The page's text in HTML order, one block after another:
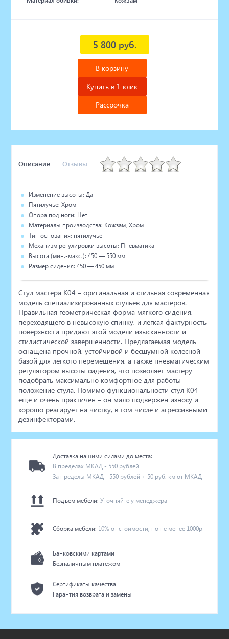
5 800 руб.
В корзину
Купить в 1 клик
Рассрочка
Описание Отзывы
Изменение высоты: Да
Пятилучье: Хром
Опора под ноги: Нет
Материалы производства: Кожзам, Хром
Тип основания: пятилучье
Механизм регулировки высоты: Пневматика
Высота (мин.-макс.): 450 — 550 мм
Размер сидения: 450 — 450 мм
Стул мастера К04 – оригинальная и стильная современная
модель специализированных стульев для мастеров.
Правильная геометрическая форма мягкого сидения,
переходящего в невысокую спинку, и легкая фактурность
поверхности придают этой модели изысканности и
стилистической завершенности. Предлагаемая модель
оснащена прочной, устойчивой и бесшумной колесной
базой для легкого перемещения, а также пневматическим
регулятором высоты сидения, что позволяет мастеру
подобрать максимально комфортное для работы
положение стула. Помимо функциональности стул К04
еще и очень практичен – он мало подвержен износу и
хорошо реагирует на чистку, в том числе и агрессивными
дезинфекторами.
Доставка нашими силами до места:
В пределах МКАД - 550 рублей
За пределы МКАД - 550 рублей + 50 руб. км от МКАД
Подъем мебели:Уточняйте у менеджера
Сборка мебели: 10% от стоимости, но не менее 1000р
Банковскими картами
Безналичным платежом
Сертификаты качества
Гарантия возврата и замены